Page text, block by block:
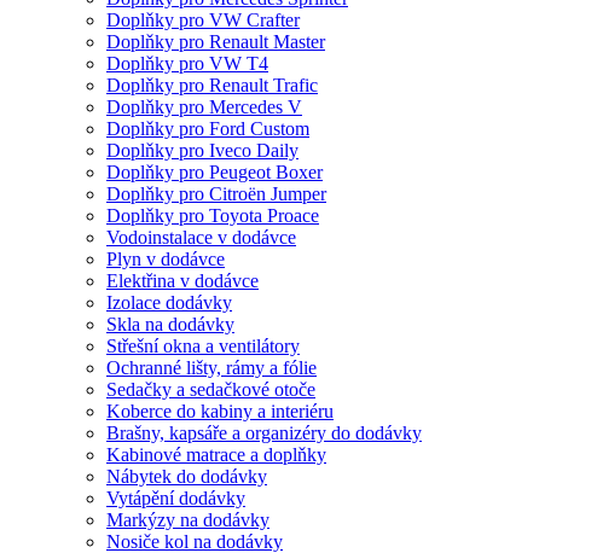
Doplňky pro VW Crafter
Doplňky pro Renault Master
Doplňky pro VW T4
Doplňky pro Renault Trafic
Doplňky pro Mercedes V
Doplňky pro Ford Custom
Doplňky pro Iveco Daily
Doplňky pro Peugeot Boxer
Doplňky pro Citroën Jumper
Doplňky pro Toyota Proace
Vodoinstalace v dodávce
Plyn v dodávce
Elektřina v dodávce
Izolace dodávky
Skla na dodávky
Střešní okna a ventilátory
Ochranné lišty, rámy a fólie
Sedačky a sedačkové otoče
Koberce do kabiny a interiéru
Brašny, kapsáře a organizéry do dodávky
Kabinové matrace a doplňky
Nábytek do dodávky
Vytápění dodávky
Markýzy na dodávky
Nosiče kol na dodávky